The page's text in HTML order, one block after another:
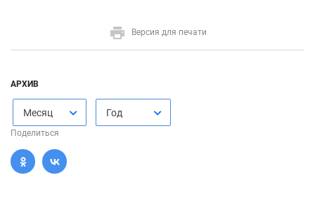
Версия для печати
АРХИВ
Месяц Год
Поделиться